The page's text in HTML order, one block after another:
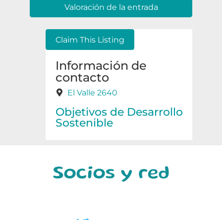
Claim This Listing
Información de
contacto
El Valle 2640
Objetivos de Desarrollo
Sostenible
Socios y red